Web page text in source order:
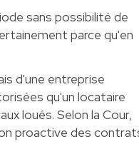
sans possibilité de
parce qu'en
d'une entreprise
qu'un locataire
loués. Selon la Cour,
proactive des